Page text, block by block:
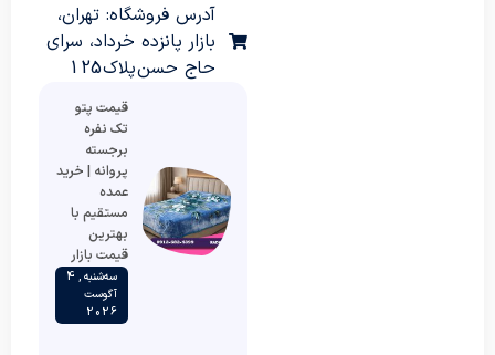
آدرس فروشگاه: تهران،
بازار پانزده خرداد، سرای
حاج حسن پلاک 125
قیمت پتو
تک نفره
برجسته
پروانه | خرید
عمده
مستقیم با
بهترین
قیمت بازار
سه‌شنبه , 4
آگوست
2026